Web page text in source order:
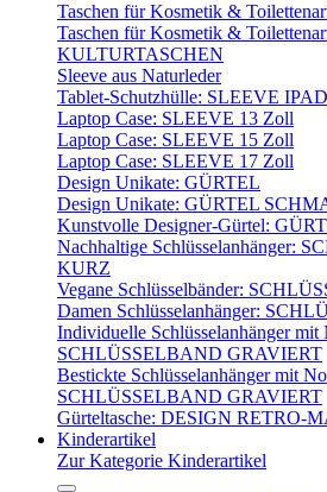
Taschen für Kosmetik &
Taschen für Kosmetik &
KULTURTASCHEN
Sleeve aus Naturleder
Tablet-Schutzhülle: SLEEVE IPAD
Laptop Case: SLEEVE 13 Zoll
Laptop Case: SLEEVE 15 Zoll
Laptop Case: SLEEVE 17 Zoll
Design Unikate: GÜRTEL
Design Unikate: GÜRTEL
Kunstvolle Designer-Gürtel:
Nachhaltige Schlüsselanhänger:
KURZ
Vegane Schlüsselbänder:
Damen Schlüsselanhänger:
Individuelle Schlüsselanhänger
SCHLÜSSELBAND GRAVIERT
Bestickte Schlüsselanhänger mit
SCHLÜSSELBAND GRAVIERT
Gürteltasche: DESIGN RETRO-
Kinderartikel
Zur Kategorie Kinderartikel